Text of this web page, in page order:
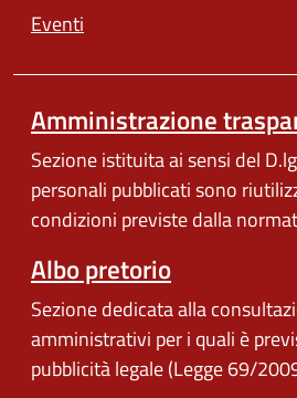
Eventi
Amministrazione
Sezione istituita ai sensi del
personali pubblicati sono
condizioni previste dalla
Albo pretorio
Sezione dedicata alla
amministrativi per i quali è
pubblicità legale (Legge 69/